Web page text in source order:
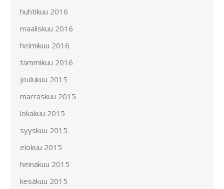
huhtikuu 2016
maaliskuu 2016
helmikuu 2016
tammikuu 2016
joulukuu 2015
marraskuu 2015
lokakuu 2015
syyskuu 2015
elokuu 2015
heinäkuu 2015
kesäkuu 2015